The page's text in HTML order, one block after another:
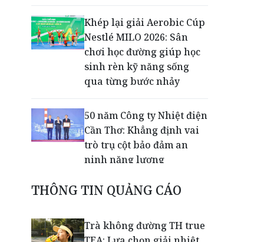
Khép lại giải Aerobic Cúp
Nestlé MILO 2026: Sân
chơi học đường giúp học
sinh rèn kỹ năng sống
qua từng bước nhảy
50 năm Công ty Nhiệt điện
Cần Thơ: Khẳng định vai
trò trụ cột bảo đảm an
ninh năng lượng
Thạc sĩ Trần Thanh Nhàn
thức luật thuế qua
livestream
THÔNG TIN QUẢNG CÁO
Trà không đường TH true